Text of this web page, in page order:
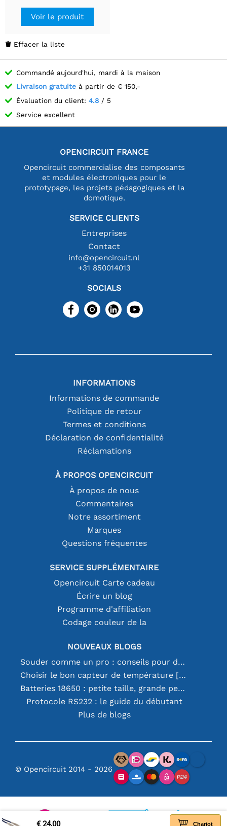
€ 24,00 Chariot
Voir le produit
 Effacer la liste
Commandé aujourd'hui, mardi à la maison
Livraison gratuite à partir de € 150,-
Évaluation du client: 4.8 / 5
Service excellent
OPENCIRCUIT FRANCE
Opencircuit commercialise des composants
et modules électroniques pour le
prototypage, les projets pédagogiques et la
domotique.
SERVICE CLIENTS
Entreprises
Contact
info@opencircuit.nl
+31 850014013
SOCIALS
INFORMATIONS
Informations de commande
Politique de retour
Termes et conditions
Déclaration de confidentialité
Réclamations
À PROPOS OPENCIRCUIT
À propos de nous
Commentaires
Notre assortiment
Marques
Questions fréquentes
SERVICE SUPPLÉMENTAIRE
Opencircuit Carte cadeau
Écrire un blog
Programme d'affiliation
Codage couleur de la
NOUVEAUX BLOGS
Souder comme un pro : conseils pour des connexions électroniques parfaites
Choisir le bon capteur de température [youtube]
Batteries 18650 : petite taille, grande performance
Protocole RS232 : le guide du débutant
Plus de blogs
© Opencircuit 2014 - 2026